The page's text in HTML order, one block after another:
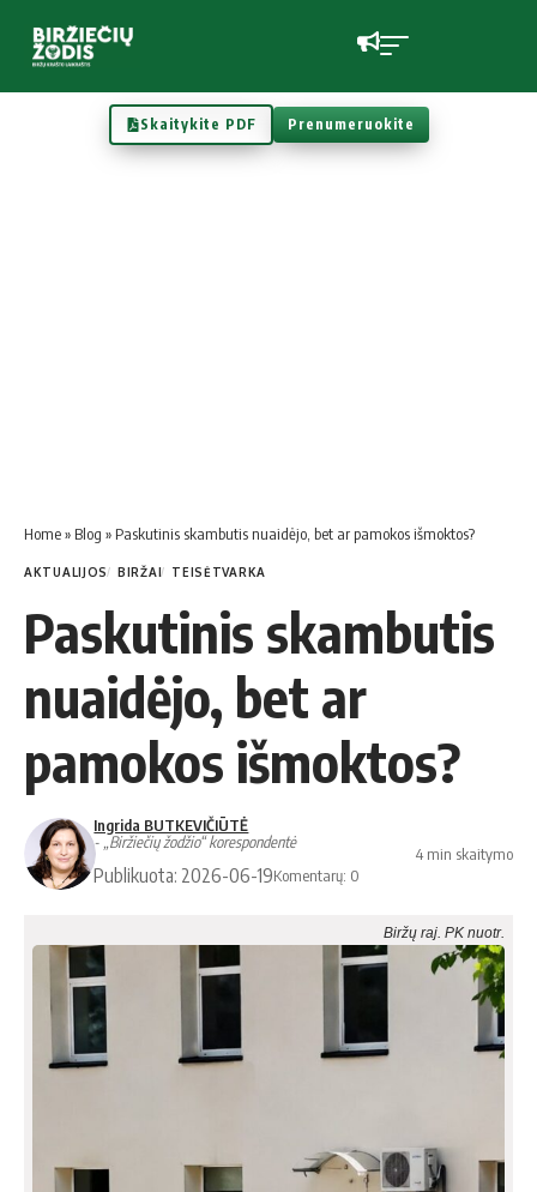
Skaitykite PDF Prenumeruokite
Home» Blog » Paskutinis skambutis nuaidėjo, bet ar pamokos išmoktos?
AKTUALIJOS BIRŽAI TEISĖTVARKA
Paskutinis skambutis
nuaidėjo, bet ar
pamokos išmoktos?
Ingrida BUTKEVIČIŪTĖ
- „Biržiečių žodžio“ korespondentė
Publikuota: 2026-06-19Komentarų: 0
4 min skaitymo
Biržų raj. PK nuotr.